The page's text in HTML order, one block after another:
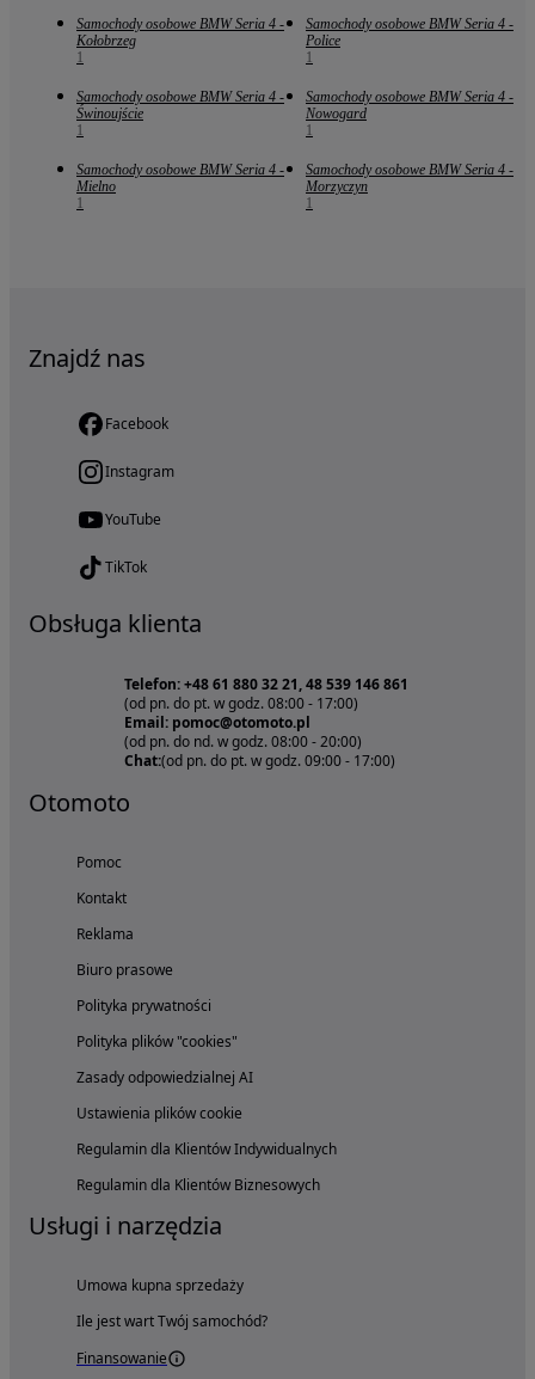
Samochody osobowe BMW Seria 4 -
Kołobrzeg
1
Samochody osobowe BMW Seria 4 -
Police
1
Samochody osobowe BMW Seria 4 -
Świnoujście
1
Samochody osobowe BMW Seria 4 -
Nowogard
1
Samochody osobowe BMW Seria 4 -
Mielno
1
Samochody osobowe BMW Seria 4 -
Morzyczyn
1
Znajdź nas
Facebook
Instagram
YouTube
TikTok
Obsługa klienta
Telefon: +48 61 880 32 21, 48 539 146 861
(od pn. do pt. w godz. 08:00 - 17:00)
Email: pomoc@otomoto.pl
(od pn. do nd. w godz. 08:00 - 20:00)
Chat:(od pn. do pt. w godz. 09:00 - 17:00)
Otomoto
Pomoc
Kontakt
Reklama
Biuro prasowe
Polityka prywatności
Polityka plików "cookies"
Zasady odpowiedzialnej AI
Ustawienia plików cookie
Regulamin dla Klientów Indywidualnych
Regulamin dla Klientów Biznesowych
Usługi i narzędzia
Umowa kupna sprzedaży
Ile jest wart Twój samochód?
Finansowanie